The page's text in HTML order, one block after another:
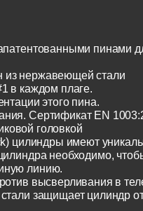
пинами
из нержавеющей стали
в каждом плаге.
этого пина.
Сертификат EN
головкой
цилиндры имеют
необходимо,
линию.
высверливания в
защищает цилиндр